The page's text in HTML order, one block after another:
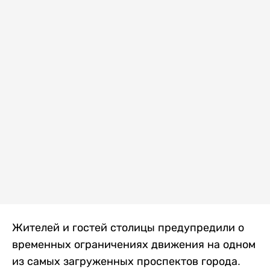
Жителей и гостей столицы предупредили о
временных ограничениях движения на одном
из самых загруженных проспектов города.